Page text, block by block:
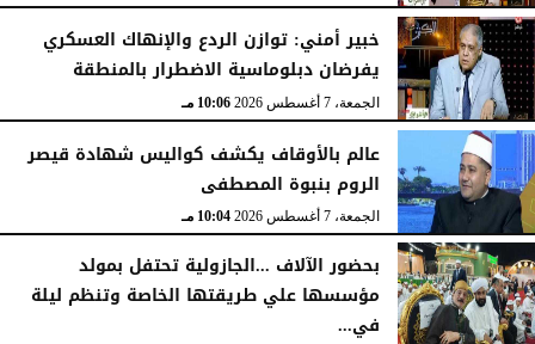
خبير أمني: توازن الردع والإنهاك العسكري
يفرضان دبلوماسية الاضطرار بالمنطقة
الجمعة، 7 أغسطس 2026 10:06 مـ
عالم بالأوقاف يكشف كواليس شهادة قيصر
الروم بنبوة المصطفى
الجمعة، 7 أغسطس 2026 10:04 مـ
بحضور الآلاف ...الجازولية تحتفل بمولد
مؤسسها علي طريقتها الخاصة وتنظم ليلة
في...